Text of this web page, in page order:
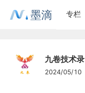
墨滴 专栏
九卷技术录
2024/05/10